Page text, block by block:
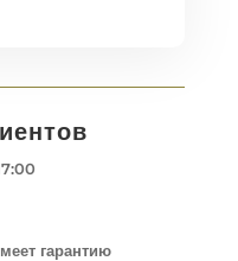
гарантию